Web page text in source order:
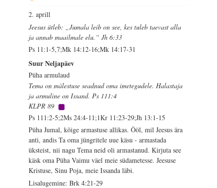
2. aprill
Jeesus ütleb: „Jumala leib on see, kes tuleb taevast alla
ja annab maailmale elu.“ Jh 6:33
Ps 11:1-5,7;Mk 14:12-16;Mk 14:17-31
Suur Neljapäev
Püha armulaud
Tema on mälestuse seadnud oma imetegudele. Halastaja
ja armuline on Issand. Ps 111:4
KLPR 89
Ps 111:2-5;2Ms 24:4-11;1Kr 11:23-29;Jh 13:1-15
Püha Jumal, kõige armastuse allikas. Ööl, mil Jeesus ära
anti, andis Ta oma jüngritele uue käsu - armastada
üksteist, nii nagu Tema neid oli armastanud. Kirjuta see
käsk oma Püha Vaimu väel meie südametesse. Jeesuse
Kristuse, Sinu Poja, meie Issanda läbi.
Lisalugemine: Brk 4:21-29